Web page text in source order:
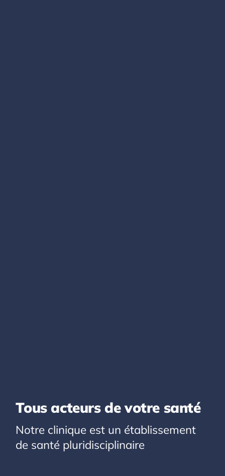
Tous acteurs de votre santé
Notre clinique est un établissement
de santé pluridisciplinaire